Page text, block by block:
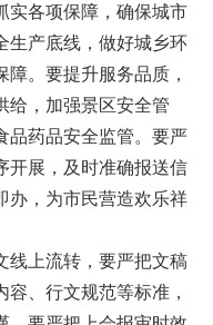
实各项保障，确保城市
生产底线，做好城乡环
。要提升服务品质，
给，加强景区安全管
品药品安全监管。要严
开展，及时准确报送信
办，为市民营造欢乐祥
线上流转，要严把文稿
、行文规范等标准，